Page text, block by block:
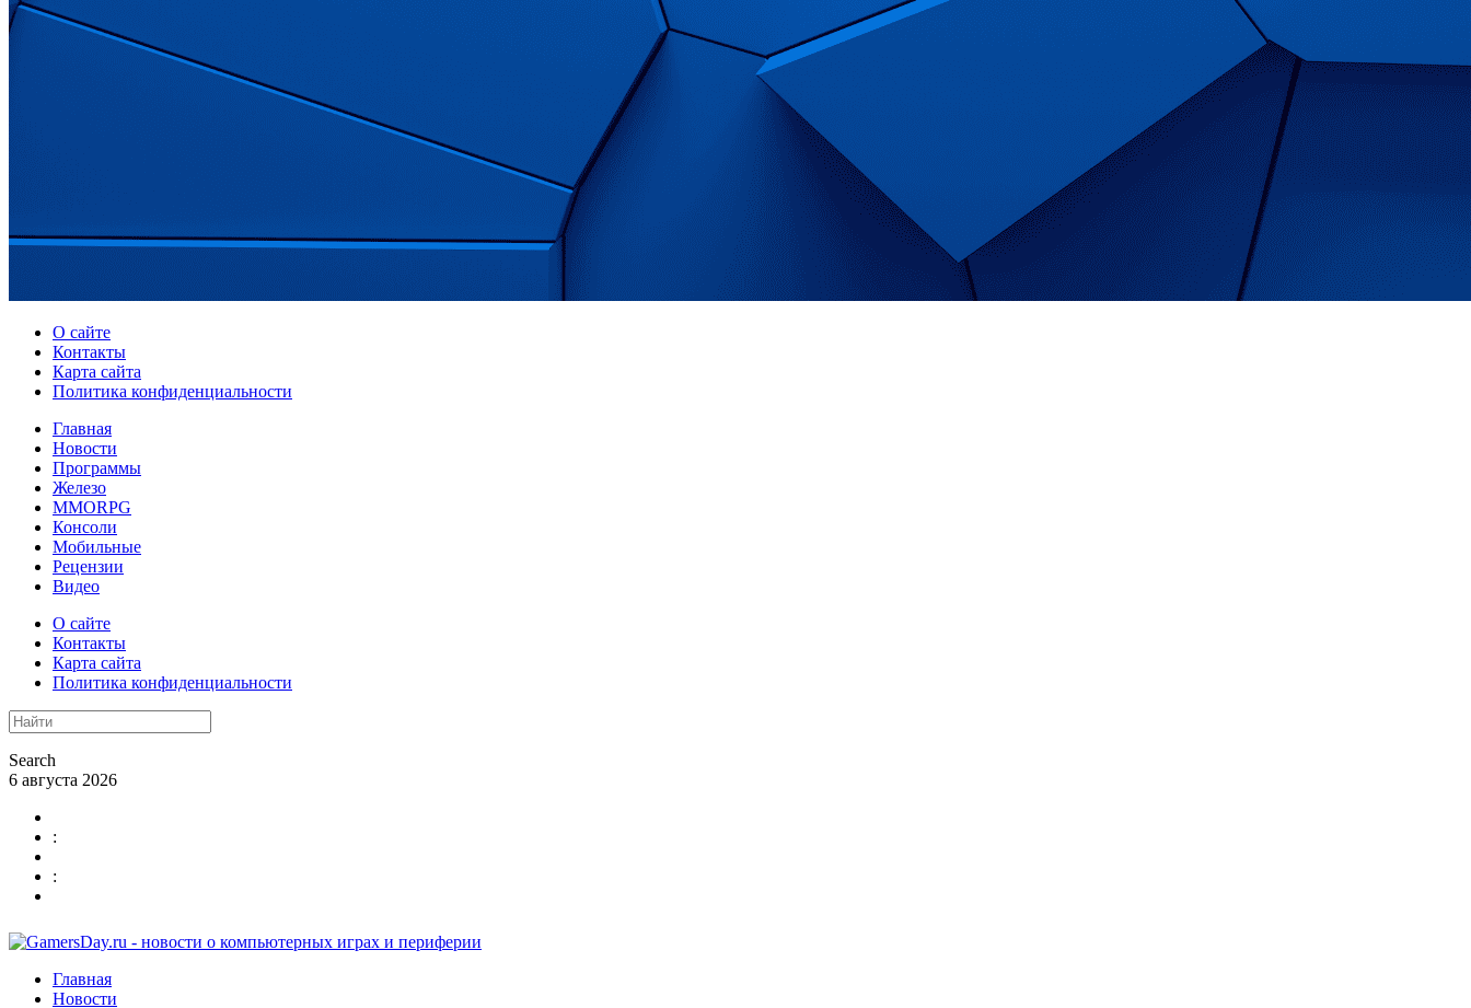
О сайте
Контакты
Карта сайта
Политика конфиденциальности
Главная
Новости
Программы
Железо
MMORPG
Консоли
Мобильные
Рецензии
Видео
О сайте
Контакты
Карта сайта
Политика конфиденциальности
Search
6 августа 2026
:
:
Главная
Новости